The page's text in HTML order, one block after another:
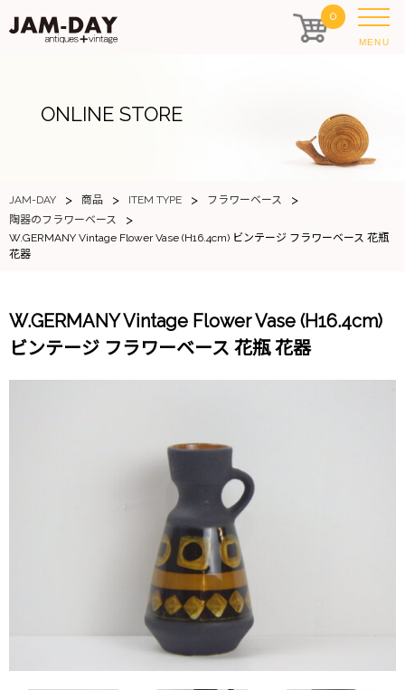
0
MENU
ONLINE STORE
JAM-DAY > 商品 > ITEM TYPE > フラワーベース >
陶器のフラワーベース >
W.GERMANY Vintage Flower Vase (H16.4cm) ビンテージ フラワーベース 花瓶
花器
W.GERMANY Vintage Flower Vase (H16.4cm)
ビンテージ フラワーベース 花瓶 花器